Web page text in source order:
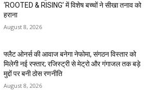
‘ROOTED & RISING’ में विशेष बच्चों ने सीखा तनाव को
हराना
August 8, 2026
फ्लैट ओनर्स की आवाज बनेगा नेफोमा, संगठन विस्तार को
मिलेगी नई रफ्तार; रजिस्ट्री से मेट्रो और गंगाजल तक बड़े
मुद्दों पर बनी ठोस रणनीति
August 8, 2026